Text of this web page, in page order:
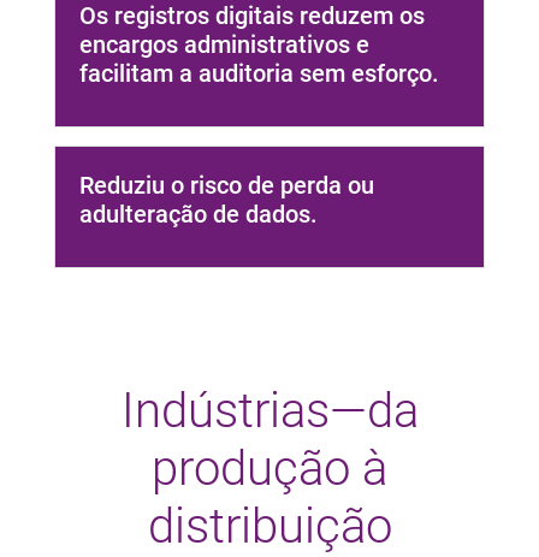
Os registros digitais reduzem os
encargos administrativos e
facilitam a auditoria sem esforço.
Reduziu o risco de perda ou
adulteração de dados.
Indústrias—da
produção à
distribuição